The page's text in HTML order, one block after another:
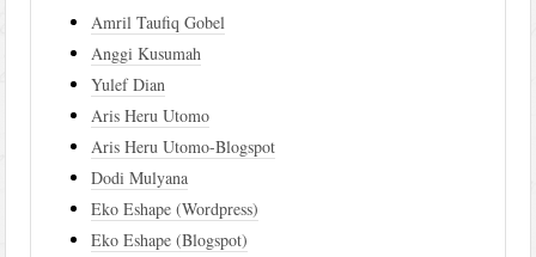
Amril Taufiq Gobel
Anggi Kusumah
Yulef Dian
Aris Heru Utomo
Aris Heru Utomo-Blogspot
Dodi Mulyana
Eko Eshape (Wordpress)
Eko Eshape (Blogspot)